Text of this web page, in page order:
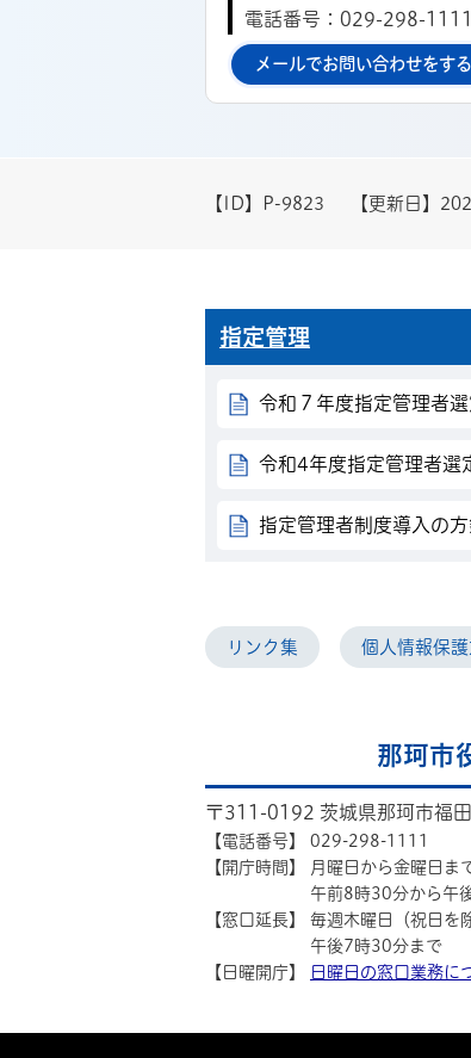
電話番号：029-298-
メールでお問い合わせをする
【ID】 P-9823 【更新日】
指定管理
令和７年度指定管理者
令和4年度指定管理者選
指定管理者制度導入の
リンク集 個人情報保
那珂市
〒311-0192 茨城県那珂市福
【電話番号】
029-298-1111
【開庁時間】
月曜日から金曜日ま
午前8時30分から午
【窓口延長】
毎週木曜日（祝日を
午後7時30分まで
【日曜開庁】
日曜日の窓口業務に